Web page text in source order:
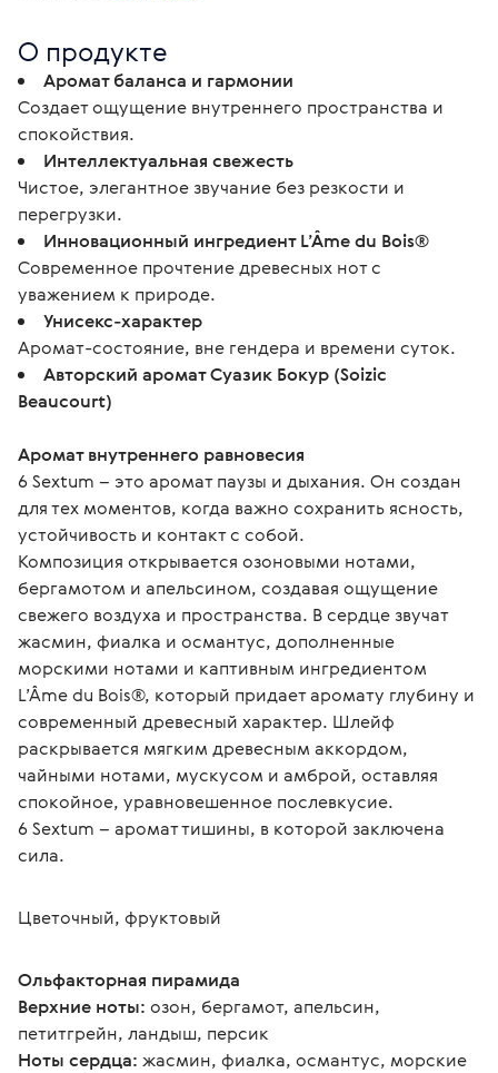
О продукте
Аромат баланса и гармонии
Создает ощущение внутреннего пространства и
спокойствия.
Интеллектуальная свежесть
Чистое, элегантное звучание без резкости и
перегрузки.
Инновационный ингредиент L’Âme du Bois®
Современное прочтение древесных нот с
уважением к природе.
Унисекс-характер
Аромат-состояние, вне гендера и времени суток.
Авторский аромат Суазик Бокур (Soizic
Beaucourt)
Аромат внутреннего равновесия
6 Sextum – это аромат паузы и дыхания. Он создан
для тех моментов, когда важно сохранить ясность,
устойчивость и контакт с собой.
Композиция открывается озоновыми нотами,
бергамотом и апельсином, создавая ощущение
свежего воздуха и пространства. В сердце звучат
жасмин, фиалка и османтус, дополненные
морскими нотами и каптивным ингредиентом
L’Âme du Bois®, который придает аромату глубину и
современный древесный характер. Шлейф
раскрывается мягким древесным аккордом,
чайными нотами, мускусом и амброй, оставляя
спокойное, уравновешенное послевкусие.
6 Sextum – аромат тишины, в которой заключена
сила.
Цветочный, фруктовый
Ольфакторная пирамида
Верхние ноты: озон, бергамот, апельсин,
петитгрейн, ландыш, персик
Ноты сердца: жасмин, фиалка, османтус, морские